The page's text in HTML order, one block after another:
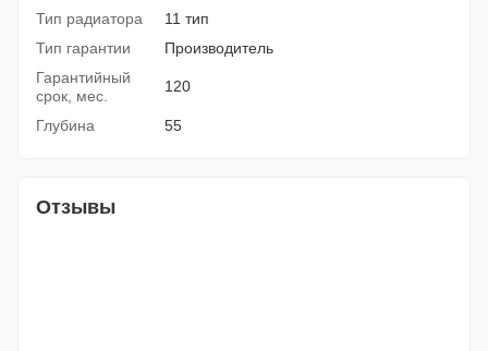
Тип радиатора
11 тип
Тип гарантии
Производитель
Гарантийный
срок, мес.
120
Глубина 55
Отзывы